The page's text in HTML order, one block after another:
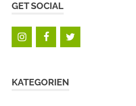
GET SOCIAL
KATEGORIEN